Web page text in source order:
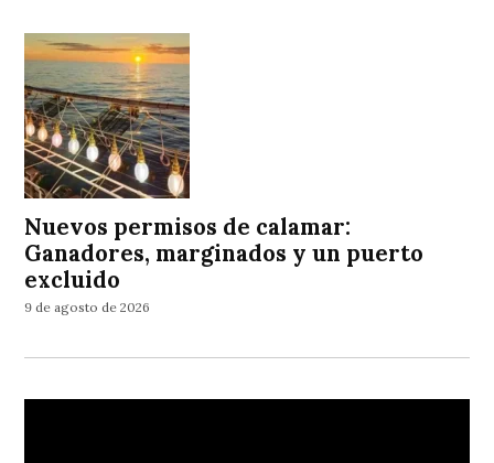
Nuevos permisos de calamar:
Ganadores, marginados y un puerto
excluido
9 de agosto de 2026